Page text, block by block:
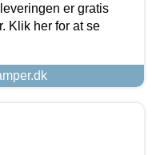
er gratis
Klik her for at se